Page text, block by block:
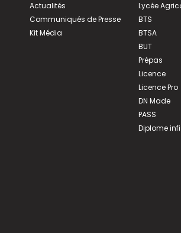
Actualités
Communiqués de Presse
Kit Média
Lycée
BTS
BTSA
BUT
Prépas
Licence
Licence Pro
DN Made
PASS
Diplome